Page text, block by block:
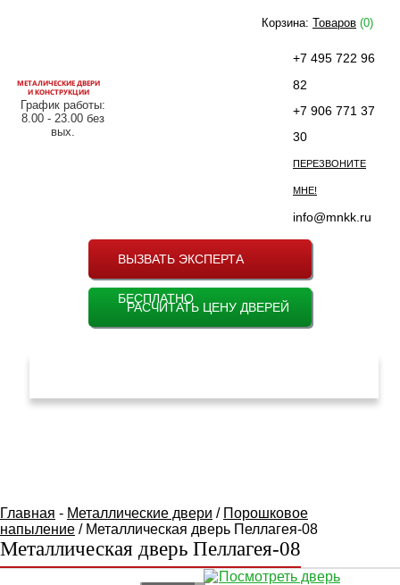
МЕТАЛИЧЕСКИЕ ДВЕРИ
И КОНСТРУКЦИИ
График работы:
8.00 - 23.00 без
вых.
+7 495 722 96
82
+7 906 771 37
30
ПЕРЕЗВОНИТЕ
МНЕ!
info@mnkk.ru
ВЫЗВАТЬ ЭКСПЕРТА
БЕСПЛАТНО
РАСЧИТАТЬ ЦЕНУ ДВЕРЕЙ
Корзина: Товаров (0)
Главная - Металлические двери / Порошковое
напыление / Металлическая дверь Пеллагея-08
Металлическая дверь Пеллагея-08